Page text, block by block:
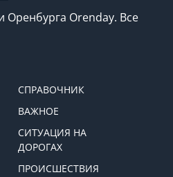
Оренбурга Orenday. Все
СПРАВОЧНИК
ВАЖНОЕ
СИТУАЦИЯ НА
ДОРОГАХ
ПРОИСШЕСТВИЯ